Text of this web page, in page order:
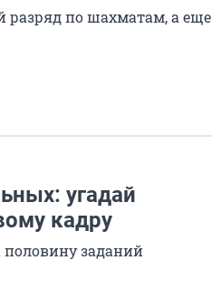
разряд по шахматам, а еще
угадай
кадру
заданий